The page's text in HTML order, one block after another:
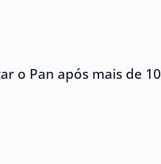
o Pan após mais de 10